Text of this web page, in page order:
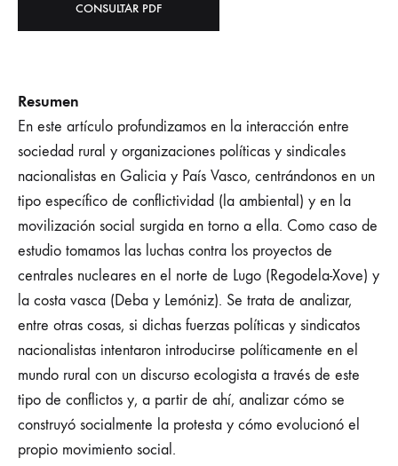
CONSULTAR PDF
Resumen
En este artículo profundizamos en la interacción entre
sociedad rural y organizaciones políticas y sindicales
nacionalistas en Galicia y País Vasco, centrándonos en un
tipo específico de conflictividad (la ambiental) y en la
movilización social surgida en torno a ella. Como caso de
estudio tomamos las luchas contra los proyectos de
centrales nucleares en el norte de Lugo (Regodela-Xove) y
la costa vasca (Deba y Lemóniz). Se trata de analizar,
entre otras cosas, si dichas fuerzas políticas y sindicatos
nacionalistas intentaron introducirse políticamente en el
mundo rural con un discurso ecologista a través de este
tipo de conflictos y, a partir de ahí, analizar cómo se
construyó socialmente la protesta y cómo evolucionó el
propio movimiento social.